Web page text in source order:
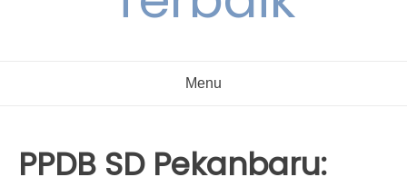
Menu
PPDB SD Pekanbaru: